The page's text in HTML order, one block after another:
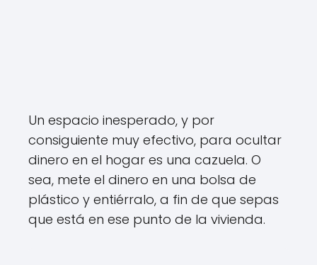
Un espacio inesperado, y por
consiguiente muy efectivo, para ocultar
dinero en el hogar es una cazuela. O
sea, mete el dinero en una bolsa de
plástico y entiérralo, a fin de que sepas
que está en ese punto de la vivienda.